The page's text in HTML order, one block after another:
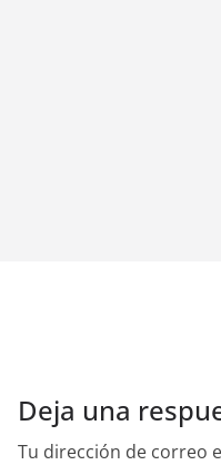
Deja una
Tu dirección de correo